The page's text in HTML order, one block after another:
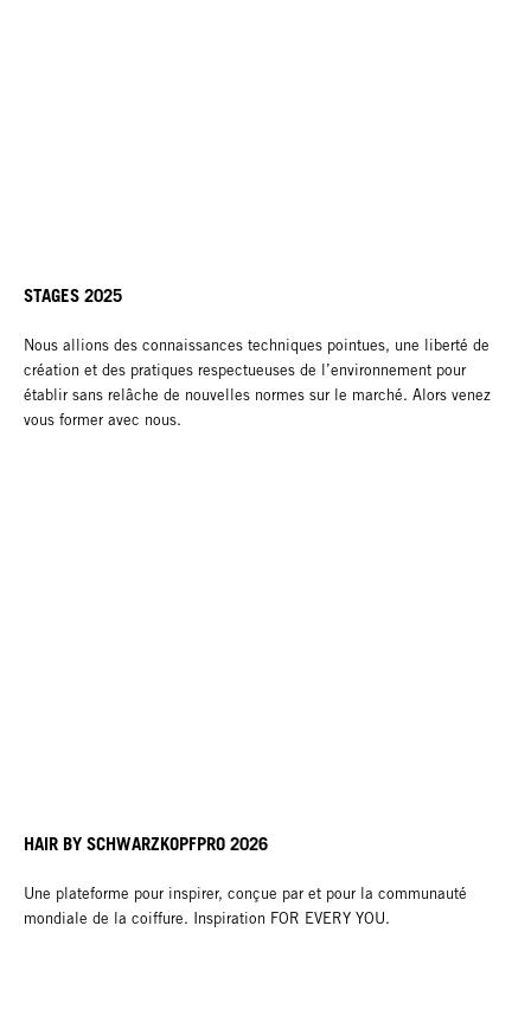
STAGES 2025
Nous allions des connaissances techniques pointues, une liberté de
création et des pratiques respectueuses de l’environnement pour
établir sans relâche de nouvelles normes sur le marché. Alors venez
vous former avec nous.
HAIR BY SCHWARZKOPFPRO 2026
Une plateforme pour inspirer, conçue par et pour la communauté
mondiale de la coiffure. Inspiration FOR EVERY YOU.